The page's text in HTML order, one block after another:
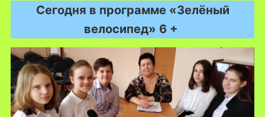
Сегодня в программе «Зелёный
велосипед» 6 +